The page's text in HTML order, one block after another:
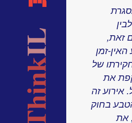
זאת,
זמן
של
את
אירוע זה
בחוק
את